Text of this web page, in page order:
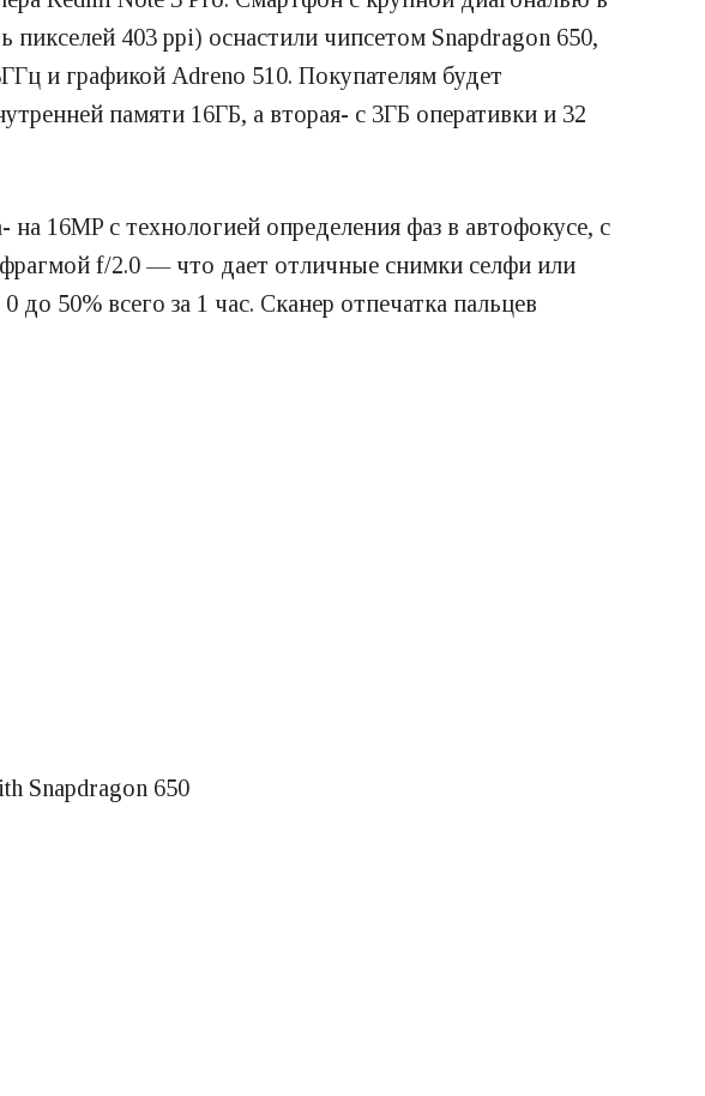
403 ppi) оснастили чипсетом Snapdragon 650,
и графикой Adreno 510. Покупателям будет
памяти 16ГБ, а вторая- с 3ГБ оперативки и 32
16MP с технологией определения фаз в автофокусе, с
f/2.0 — что дает отличные снимки селфи или
50% всего за 1 час. Сканер отпечатка пальцев